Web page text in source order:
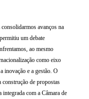
avanços na
um debate
ao mesmo
como eixo
inovação e a gestão. O
construção de propostas
integrada com a Câmara de